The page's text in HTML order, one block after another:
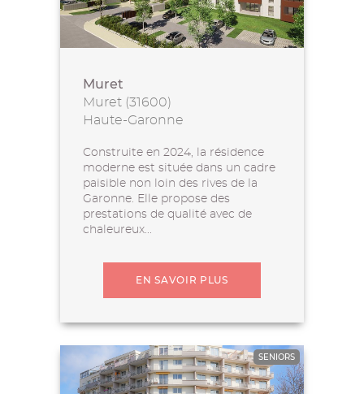
Muret
Muret (31600)
Haute-Garonne
Construite en 2024, la résidence
moderne est située dans un cadre
paisible non loin des rives de la
Garonne. Elle propose des
prestations de qualité avec de
chaleureux...
EN SAVOIR PLUS
SENIORS